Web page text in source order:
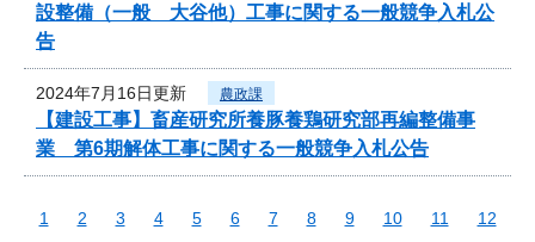
設整備（一般 大谷他）工事に関する一般競争入札公
告
2024年7月16日更新 農政課
【建設工事】畜産研究所養豚養鶏研究部再編整備事
業 第6期解体工事に関する一般競争入札公告
1 2 3 4 5 6 7 8 9 10 11
12